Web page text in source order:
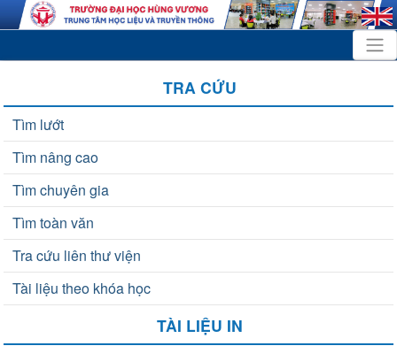
TRA CỨU
Tìm lướt
Tìm nâng cao
Tìm chuyên gia
Tìm toàn văn
Tra cứu liên thư viện
Tài liệu theo khóa học
TÀI LIỆU IN